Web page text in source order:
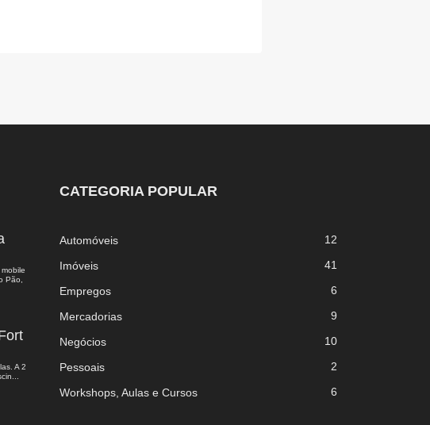
Pão,
A 2
CATEGORIA POPULAR
Automóveis 12
Imóveis 41
Empregos 6
Mercadorias 9
Negócios 10
Pessoais 2
Workshops, Aulas e Cursos 6